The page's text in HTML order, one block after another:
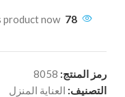
78
now!
رمز المنتج: 8058
التصنيف: العناية المنزل